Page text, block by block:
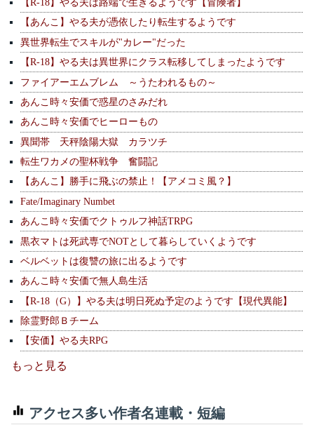
【あんこ】やる夫が憑依したり転生するようです
異世界転生でスキルが"カレー"だった
【R-18】やる夫は異世界にクラス転移してしまったようです
ファイアーエムブレム ～うたわれるもの～
あんこ時々安価で惑星のさみだれ
あんこ時々安価でヒーローもの
異聞帯 天秤陰陽大獄 カラツチ
転生ワカメの聖杯戦争 奮闘記
【あんこ】勝手に飛ぶの禁止！【アメコミ風？】
Fate/Imaginary Numbet
あんこ時々安価でクトゥルフ神話TRPG
黒衣マトは死武専でNOTとして暮らしていくようです
ベルベットは復讐の旅に出るようです
あんこ時々安価で無人島生活
【R-18（G）】やる夫は明日死ぬ予定のようです【現代異能】
除霊野郎Ｂチーム
【安価】やる夫RPG
もっと見る
アクセス多い作者名連載・短編